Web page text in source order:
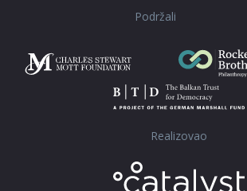
Podržali
Realizovao